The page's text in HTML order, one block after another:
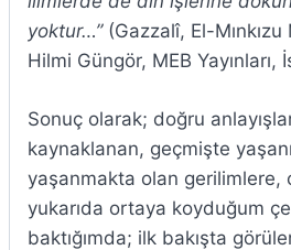
yoktur…” (Gazzalî, El-
Hilmi Güngör, MEB
Sonuç olarak; doğru
kaynaklanan, geçmişte
yaşanmakta olan gerilimlere,
yukarıda ortaya koyduğum
baktığımda; ilk bakışta